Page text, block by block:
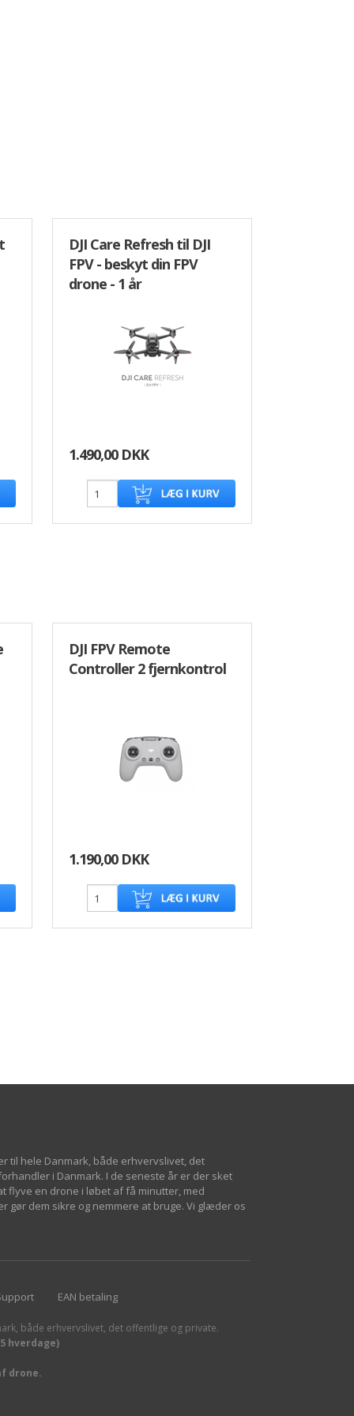
DJI Care Refresh til DJI
FPV - beskyt din FPV
drone - 1 år
1.490,00 DKK
DJI FPV Remote
Controller 2 fjernkontrol
1.190,00 DKK
til hele Danmark, både erhvervslivet, det
i Danmark. I de seneste år er der sket
flyve en drone i løbet af få minutter, med
gør dem sikre og nemmere at bruge. Vi glæder os
EAN betaling
både erhvervslivet, det offentlige og private.
hverdage)
drone.